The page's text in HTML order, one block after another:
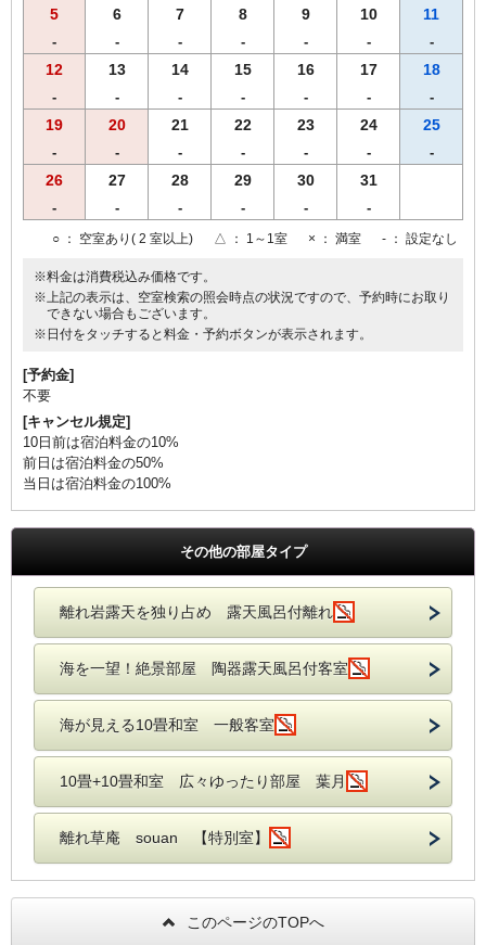
5
-
6
-
7
-
8
-
9
-
10
-
11
-
12
-
13
-
14
-
15
-
16
-
17
-
18
-
19
-
20
-
21
-
22
-
23
-
24
-
25
-
26
-
27
-
28
-
29
-
30
-
31
-
○ ： 空室あり( 2 室以上) △ ： 1～1室 × ： 満室 - ： 設定なし
※料金は消費税込み価格です。
※上記の表示は、空室検索の照会時点の状況ですので、予約時にお取り
できない場合もございます。
※日付をタッチすると料金・予約ボタンが表示されます。
[予約金]
不要
[キャンセル規定]
10日前は宿泊料金の10%
前日は宿泊料金の50%
当日は宿泊料金の100%
その他の部屋タイプ
離れ岩露天を独り占め 露天風呂付離れ
海を一望！絶景部屋 陶器露天風呂付客室
海が見える10畳和室 一般客室
10畳+10畳和室 広々ゆったり部屋 葉月
離れ草庵 souan 【特別室】
このページのTOPへ